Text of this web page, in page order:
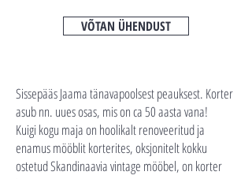
VÕTAN ÜHENDUST
Sissepääs Jaama tänavapoolsest peauksest. Korter
asub nn. uues osas, mis on ca 50 aasta vana!
Kuigi kogu maja on hoolikalt renoveeritud ja
enamus mööblit korterites, oksjonitelt kokku
ostetud Skandinaavia vintage mööbel, on korter